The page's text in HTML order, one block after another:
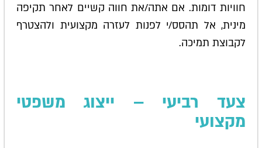
חוויות דומות. אם אתה/את חווה קשיים לאחר תקיפה
מינית, אל תהסס/י לפנות לעזרה מקצועית ולהצטרף
לקבוצת תמיכה.
צעד רביעי – ייצוג משפטי
מקצועי